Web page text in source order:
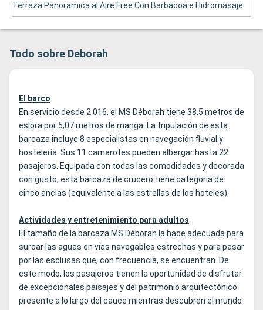
Terraza Panorámica al Aire Free Con Barbacoa e Hidromasaje.
Todo sobre Deborah
El barco
En servicio desde 2.016, el MS Déborah tiene 38,5 metros de
eslora por 5,07 metros de manga. La tripulación de esta
barcaza incluye 8 especialistas en navegación fluvial y
hostelería. Sus 11 camarotes pueden albergar hasta 22
pasajeros. Equipada con todas las comodidades y decorada
con gusto, esta barcaza de crucero tiene categoría de
cinco anclas (equivalente a las estrellas de los hoteles).
Actividades y entretenimiento para adultos
El tamaño de la barcaza MS Déborah la hace adecuada para
surcar las aguas en vías navegables estrechas y para pasar
por las esclusas que, con frecuencia, se encuentran. De
este modo, los pasajeros tienen la oportunidad de disfrutar
de excepcionales paisajes y del patrimonio arquitectónico
presente a lo largo del cauce mientras descubren el mundo